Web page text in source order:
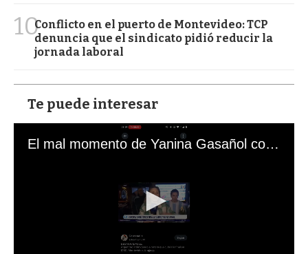
10Conflicto en el puerto de Montevideo: TCP
denuncia que el sindicato pidió reducir la
jornada laboral
Te puede interesar
El mal momento de Yanina Gasañol con un hincha argentino en "Subrayado"